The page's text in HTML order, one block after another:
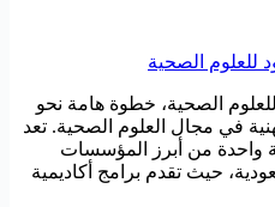
الصحية، خطوة هامة نحو
في مجال العلوم الصحية. تعد
واحدة من أبرز المؤسسات
حيث تقدم برامج أكاديمية